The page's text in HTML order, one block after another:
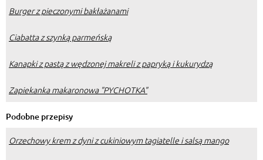
Burger z pieczonymi bakłażanami
Ciabatta z szynką parmeńską
Kanapki z pastą z wędzonej makreli z papryką i kukurydzą
Zapiekanka makaronowa "PYCHOTKA"
Podobne przepisy
Orzechowy krem z dyni z cukiniowym tagiatelle i salsą mango